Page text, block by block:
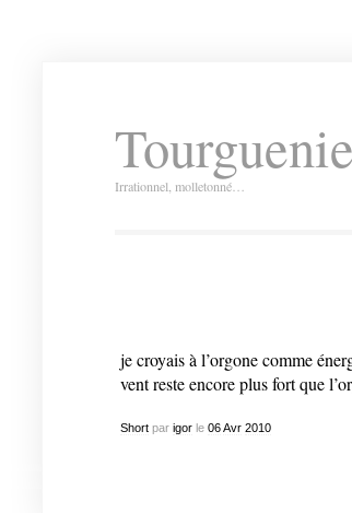
Irrationnel, molletonné…
je croyais à l’orgone comme
vent reste encore plus fort que
Shortpar igorle 06 Avr 2010